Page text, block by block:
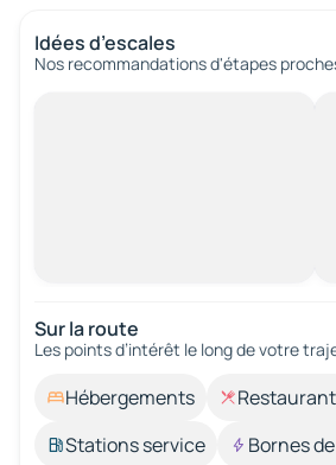
Idées d’escales
Nos recommandations d'étapes
Sur la route
Les points d’intérêt le long de votre
Hébergements
Stations service
Bornes